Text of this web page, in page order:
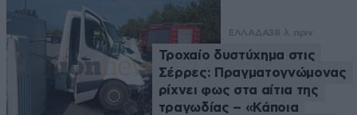
ΕΛΛΑΔΑ38 λ. πριν
Τροχαίο δυστύχημα στις
Σέρρες: Πραγματογνώμονας
ρίχνει φως στα αίτια της
τραγωδίας – «Κάποια